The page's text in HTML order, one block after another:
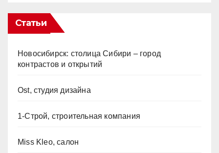
Статьи
Новосибирск: столица Сибири – город
контрастов и открытий
Ost, студия дизайна
1-Строй, строительная компания
Miss Kleo, салон